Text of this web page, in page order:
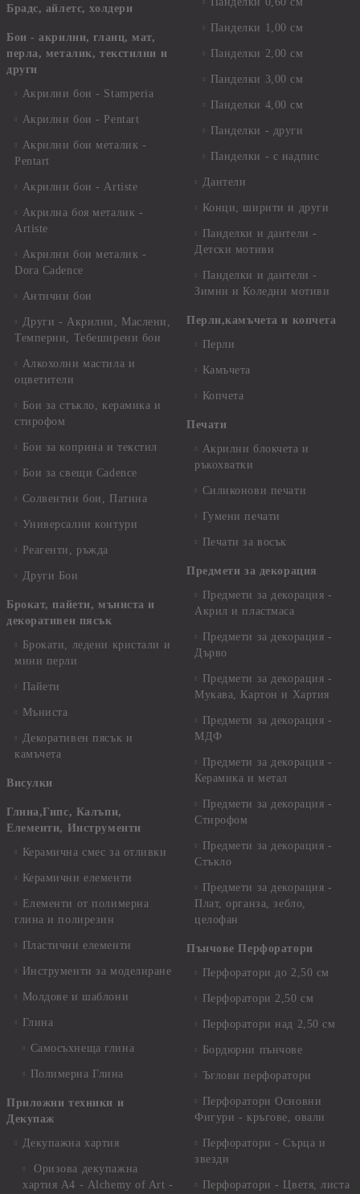
Брадс, айлетс, холдери
Бои - акрилни, гланц, мат,
перла, металик, текстилни и
други
Акрилни бои - Stamperia
Акрилни бои - Pentart
Акрилни бои металик -
Pentart
Акрилни бои - Artiste
Акрилна боя металик -
Artiste
Акрилни бои металик -
Dora Cadence
Антични бои
Други - Акрилни, Маслени,
Темперни, Тебеширени бои
Алкохолни мастила и
оцветители
Бои за стъкло, керамика и
стирофом
Бои за коприна и текстил
Бои за свещи Cadence
Солвентни бои, Патина
Универсални контури
Реагенти, ръжда
Други Бои
Брокат, пайети, мъниста и
декоративен пясък
Брокати, ледени кристали и
мини перли
Пайети
Мъниста
Декоративен пясък и
камъчета
Висулки
Глина,Гипс, Калъпи,
Елементи, Инструменти
Керамична смес за отливки
Керамични елементи
Елементи от полимерна
глина и полирезин
Пластични елементи
Инструменти за моделиране
Молдове и шаблони
Глина
Самосъхнеща глина
Полимерна Глина
Приложни техники и
Декупаж
Декупажна хартия
Оризова декупажна
хартия А4 - Alchemy of Art -
Панделки 1,00 см
Панделки 2,00 см
Панделки 3,00 см
Панделки 4,00 см
Панделки - други
Панделки - с надпис
Дантели
Конци, ширити и други
Панделки и дантели -
Детски мотиви
Панделки и дантели -
Зимни и Коледни мотиви
Перли,камъчета и копчета
Перли
Камъчета
Копчета
Печати
Акрилни блокчета и
ръкохватки
Силиконови печати
Гумени печати
Печати за восък
Предмети за декорация
Предмети за декорация -
Акрил и пластмаса
Предмети за декорация -
Дърво
Предмети за декорация -
Мукава, Картон и Хартия
Предмети за декорация -
МДФ
Предмети за декорация -
Керамика и метал
Предмети за декорация -
Стирофом
Предмети за декорация -
Стъкло
Предмети за декорация -
Плат, органза, зебло,
целофан
Пънчове Перфоратори
Перфоратори до 2,50 см
Перфоратори 2,50 см
Перфоратори над 2,50 см
Бордюрни пънчове
Ъглови перфоратори
Перфоратори Основни
Фигури - кръгове, овали
Перфоратори - Сърца и
звезди
Перфоратори - Цветя, листа